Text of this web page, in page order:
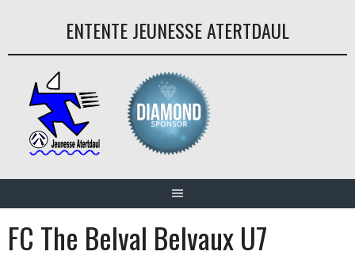
ENTENTE JEUNESSE ATERTDAUL
FC The Belval Belvaux U7